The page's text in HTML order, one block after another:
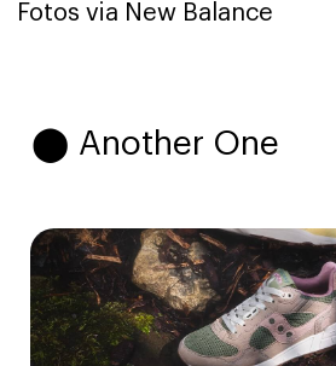
Fotos via New Balance
⬤ Another One